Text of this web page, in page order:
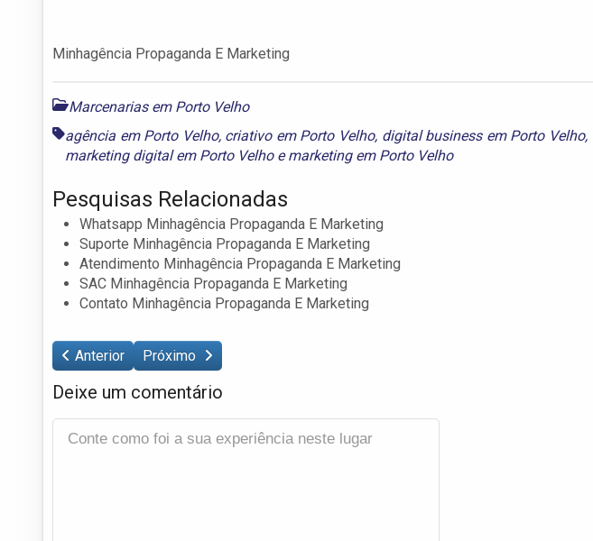
Minhagência Propaganda E Marketing
Marcenarias em Porto Velho
agência em Porto Velho, criativo em Porto Velho, digital business em Porto Velho,
marketing digital em Porto Velhoemarketing em Porto Velho
Pesquisas Relacionadas
Whatsapp Minhagência Propaganda E Marketing
Suporte Minhagência Propaganda E Marketing
Atendimento Minhagência Propaganda E Marketing
SAC Minhagência Propaganda E Marketing
Contato Minhagência Propaganda E Marketing
Anterior Próximo
Deixe um comentário